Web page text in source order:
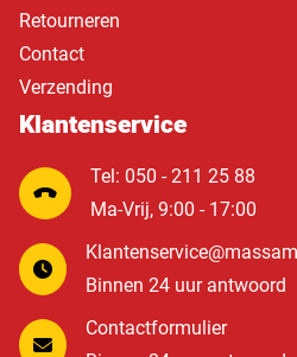
Retourneren
Contact
Verzending
Klantenservice
Tel: 050 - 211 25 88
Ma-Vrij, 9:00 - 17:00
Binnen 24 uur antwoord
Contactformulier